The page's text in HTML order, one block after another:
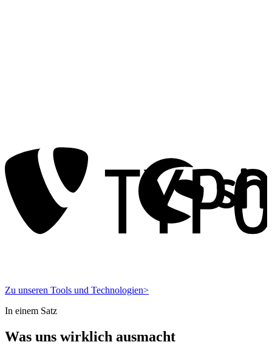
Zu unseren Tools und Technologien>
In einem Satz
Was uns wirklich ausmacht